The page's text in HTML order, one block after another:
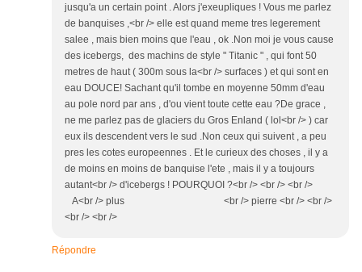
jusqu'a un certain point . Alors j'exeupliques ! Vous me parlez
de banquises ,<br /> elle est quand meme tres legerement
salee , mais bien moins que l'eau , ok .Non moi je vous cause
des icebergs, des machins de style " Titanic " , qui font 50
metres de haut ( 300m sous la<br /> surfaces ) et qui sont en
eau DOUCE! Sachant qu'il tombe en moyenne 50mm d'eau
au pole nord par ans , d'ou vient toute cette eau ?De grace ,
ne me parlez pas de glaciers du Gros Enland ( lol<br /> ) car
eux ils descendent vers le sud .Non ceux qui suivent , a peu
pres les cotes europeennes . Et le curieux des choses , il y a
de moins en moins de banquise l'ete , mais il y a toujours
autant<br /> d'icebergs ! POURQUOI ?<br /> <br /> <br />
A<br /> plus <br /> pierre <br /> <br />
<br /> <br />
Répondre